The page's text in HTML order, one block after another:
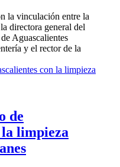
la vinculación entre la
directora general del
Aguascalientes
y el rector de la
de
la limpieza